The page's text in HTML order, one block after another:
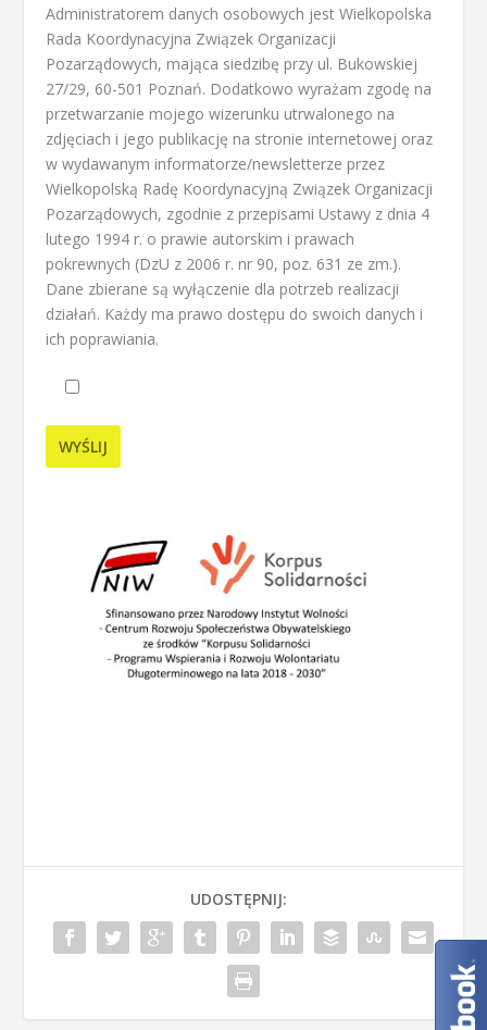
Administratorem danych osobowych jest Wielkopolska
Rada Koordynacyjna Związek Organizacji
Pozarządowych, mająca siedzibę przy ul. Bukowskiej
27/29, 60-501 Poznań. Dodatkowo wyrażam zgodę na
przetwarzanie mojego wizerunku utrwalonego na
zdjęciach i jego publikację na stronie internetowej oraz
w wydawanym informatorze/newsletterze przez
Wielkopolską Radę Koordynacyjną Związek Organizacji
Pozarządowych, zgodnie z przepisami Ustawy z dnia 4
lutego 1994 r. o prawie autorskim i prawach
pokrewnych (DzU z 2006 r. nr 90, poz. 631 ze zm.).
Dane zbierane są wyłączenie dla potrzeb realizacji
działań. Każdy ma prawo dostępu do swoich danych i
ich poprawiania.
UDOSTĘPNIJ: